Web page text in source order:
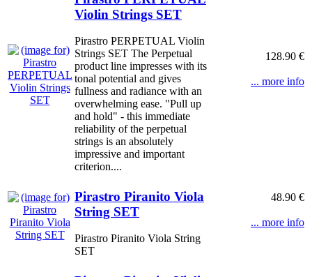
Violin Strings SET
Pirastro PERPETUAL Violin
Strings SET The Perpetual
product line impresses with its
tonal potential and gives
fullness and radiance with an
overwhelming ease. "Pull up
and hold" - this immediate
reliability of the perpetual
strings is an absolutely
impressive and important
criterion....
128.90 €
... more info
Pirastro Piranito Viola
String SET
Pirastro Piranito Viola String
SET
48.90 €
... more info